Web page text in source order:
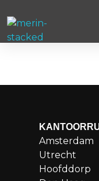
Amsterdam
Utrecht
Hoofddorp